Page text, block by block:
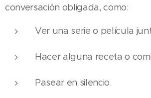
conversación obligada, como:
Ver una serie o película
Hacer alguna receta o
Pasear en silencio.